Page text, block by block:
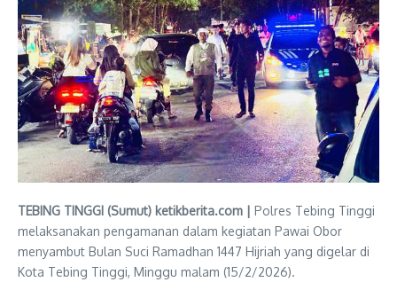
TEBING TINGGI (Sumut) ketikberita.com | Polres Tebing Tinggi
melaksanakan pengamanan dalam kegiatan Pawai Obor
menyambut Bulan Suci Ramadhan 1447 Hijriah yang digelar di
Kota Tebing Tinggi, Minggu malam (15/2/2026).